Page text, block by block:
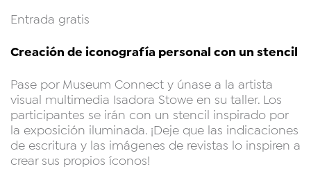
Entrada gratis
Creación de iconografía personal con un stencil
Pase por Museum Connect y únase a la artista
visual multimedia Isadora Stowe en su taller. Los
participantes se irán con un stencil inspirado por
la exposición iluminada. ¡Deje que las indicaciones
de escritura y las imágenes de revistas lo inspiren a
crear sus propios íconos!